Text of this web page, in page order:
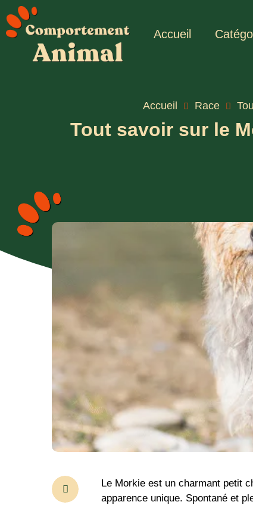
Accueil
Accueil Race
Tout savoir sur le
Le Morkie est un charmant petit
apparence unique. Spontané et